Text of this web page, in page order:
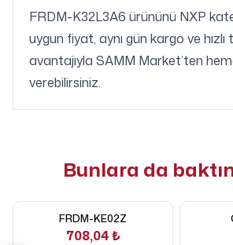
FRDM-K32L3A6 ürününü NXP
uygun fiyat, aynı gün kargo ve
avantajıyla SAMM Market’ten
verebilirsiniz.
Bunlara da
FRDM-KE02Z
708,04 ₺